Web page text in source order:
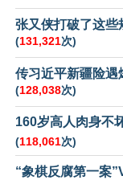
张又侠打破了这些
(131,321次)
传习近平新疆险遇
(128,038次)
160岁高人肉身不
(118,061次)
“象棋反腐第一案